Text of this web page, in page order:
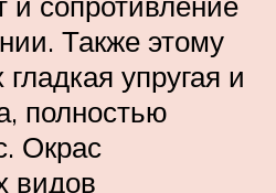
Также этому
упругая и
полностью
Окрас
видов